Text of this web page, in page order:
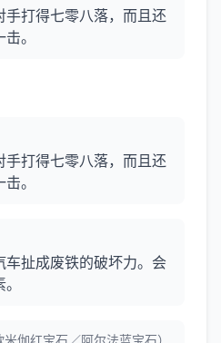
手打得七零八落，而且还
。
手打得七零八落，而且还
。
车扯成废铁的破坏力。会
伽红宝石／阿尔法蓝宝石）